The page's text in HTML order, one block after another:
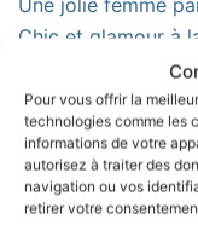
Pour vous offrir la
technologies comme les
informations de votre
autorisez à traiter des
navigation ou vos
retirer votre
Une jolie femme
Chic et glamour à
sur un simili blanc.
Ce panier est
à petits points
charme en plus.
Ce panier à